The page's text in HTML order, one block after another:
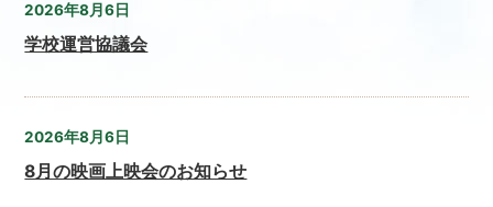
2026年8月6日
学校運営協議会
2026年8月6日
8月の映画上映会のお知らせ